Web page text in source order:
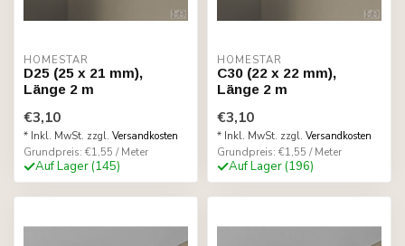
HOMESTAR
D25 (25 x 21 mm),
Länge 2 m
€3,10
* Inkl. MwSt. zzgl. Versandkosten
Grundpreis: €1,55 / Meter
Auf Lager (145)
HOMESTAR
C30 (22 x 22 mm),
Länge 2 m
€3,10
* Inkl. MwSt. zzgl. Versandkosten
Grundpreis: €1,55 / Meter
Auf Lager (196)